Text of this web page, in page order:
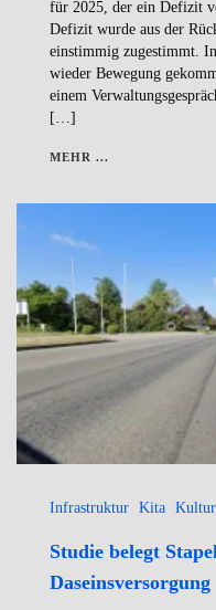
für 2025, der ein Defizit
Defizit wurde aus der
einstimmig zugestimmt.
wieder Bewegung
einem
[…]
MEHR ...
Infrastruktur Kita Kultur
Studie belegt
Daseinsversorgung